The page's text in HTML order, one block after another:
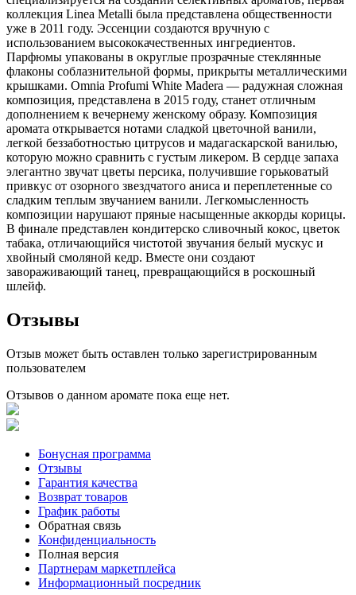
коллекция Linea Metalli была представлена общественности
уже в 2011 году. Эссенции создаются вручную с
использованием высококачественных ингредиентов.
Парфюмы упакованы в округлые прозрачные стеклянные
флаконы соблазнительной формы, прикрыты металлическими
крышками. Omnia Profumi White Madera — радужная сложная
композиция, представлена в 2015 году, станет отличным
дополнением к вечернему женскому образу. Композиция
аромата открывается нотами сладкой цветочной ванили,
легкой беззаботностью цитрусов и мадагаскарской ванилью,
которую можно сравнить с густым ликером. В сердце запаха
элегантно звучат цветы персика, получившие горьковатый
привкус от озорного звездчатого аниса и переплетенные со
сладким теплым звучанием ванили. Легкомысленность
композиции нарушают пряные насыщенные аккорды корицы.
В финале представлен кондитерско сливочный кокос, цветок
табака, отличающийся чистотой звучания белый мускус и
хвойный смоляной кедр. Вместе они создают
завораживающий танец, превращающийся в роскошный
шлейф.
Отзывы
Отзыв может быть оставлен только зарегистрированным
пользователем
Отзывов о данном аромате пока еще нет.
Бонусная программа
Отзывы
Гарантия качества
Возврат товаров
График работы
Обратная связь
Конфиденциальность
Полная версия
Партнерам маркетплейса
Информационный посредник